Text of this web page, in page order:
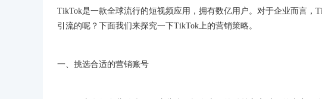
TikTok是一款全球流行的短视频应用，拥有数亿用户。对于企业而言
引流的呢？下面我们来探究一下TikTok上的营销策略。
一、挑选合适的营销账号